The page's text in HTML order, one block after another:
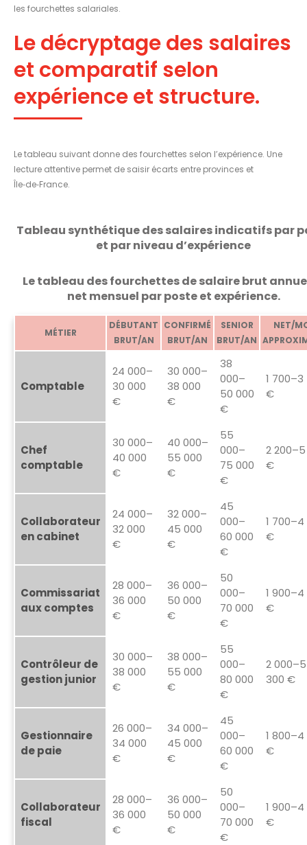
les fourchettes salariales.
Le décryptage des salaires
et comparatif selon
expérience et structure.
Le tableau suivant donne des fourchettes selon l’expérience. Une
lecture attentive permet de saisir écarts entre provinces et
Île‑de‑France.
Le tableau des fourchettes de salaire brut
net mensuel par poste et expérience.
Tableau synthétique des salaires indicatifs par
et par niveau d’expérience
MÉTIER
DÉBUTANT
BRUT/AN
CONFIRMÉ
BRUT/AN
SENIOR
BRUT/AN
NET/
Comptable
24 000–
30 000
€
30 000–
38 000
€
38
000–
50 000
€
1
€
Chef
comptable
30 000–
40 000
€
40 000–
55 000
€
55
000–
75 000
€
2
€
Collaborateur
en cabinet
24 000–
32 000
€
32 000–
45 000
€
45
000–
60 000
€
1
€
Commissariat
aux comptes
28 000–
36 000
€
36 000–
50 000
€
50
000–
70 000
€
1
€
Contrôleur de
gestion junior
30 000–
38 000
€
38 000–
55 000
€
55
000–
80 000
€
2 000–5
300 €
Gestionnaire
de paie
26 000–
34 000
€
34 000–
45 000
€
45
000–
60 000
€
1 800–4
€
Collaborateur
fiscal
28 000–
36 000
€
36 000–
50 000
€
50
000–
70 000
€
1
€